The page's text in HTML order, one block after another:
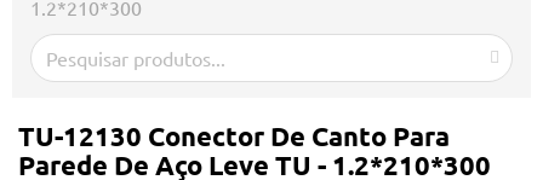
Sobre nós
1.2*210*300
TU-12130 Conector De Canto Para
Parede De Aço Leve TU - 1.2*210*300